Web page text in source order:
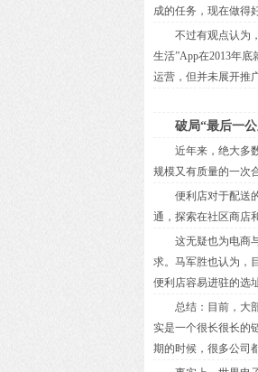
成的任务，现在做得
不过有观点认为，
生活”App在2013年
运营，但并未展开推广
破局“最后一
近年来，绝大多数
规模又有质量的一次
便利店对于配送的
通，探索在社区商店
这无疑也为电商与
求。马军胜也认为，
便利店容易进驻的选址
总结：目前，大部
实是一个很长很长的
期的时候，很多公司